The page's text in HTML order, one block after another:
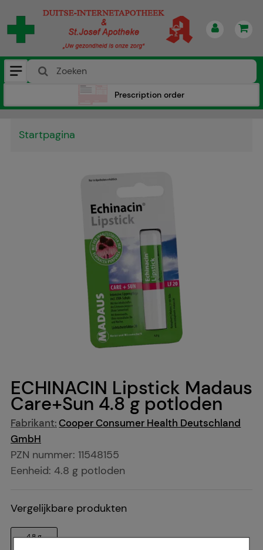
Prescription order
Startpagina
ECHINACIN Lipstick Madaus
Care+Sun 4.8 g potloden
Fabrikant: Cooper Consumer Health Deutschland
GmbH
PZN nummer: 11548155
Eenheid: 4.8 gpotloden
Vergelijkbare produkten
4.8 g